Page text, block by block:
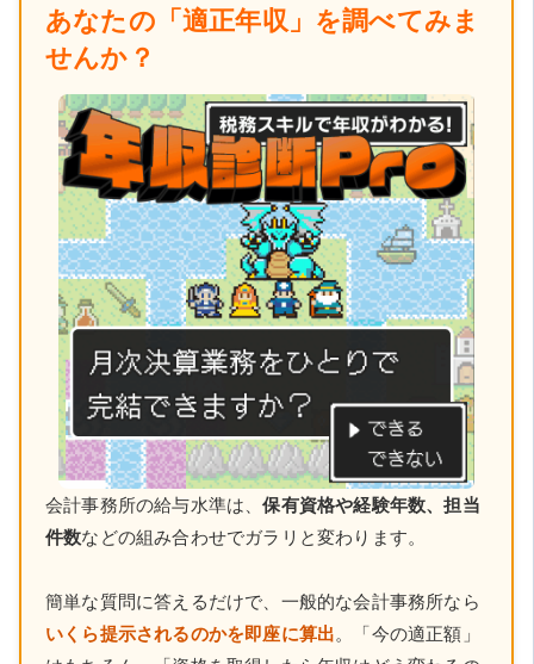
あなたの「適正年収」を調べてみま
せんか？
会計事務所の給与水準は、保有資格や経験年数、担当
件数などの組み合わせでガラリと変わります。
簡単な質問に答えるだけで、一般的な会計事務所なら
いくら提示されるのかを即座に算出。「今の適正額」